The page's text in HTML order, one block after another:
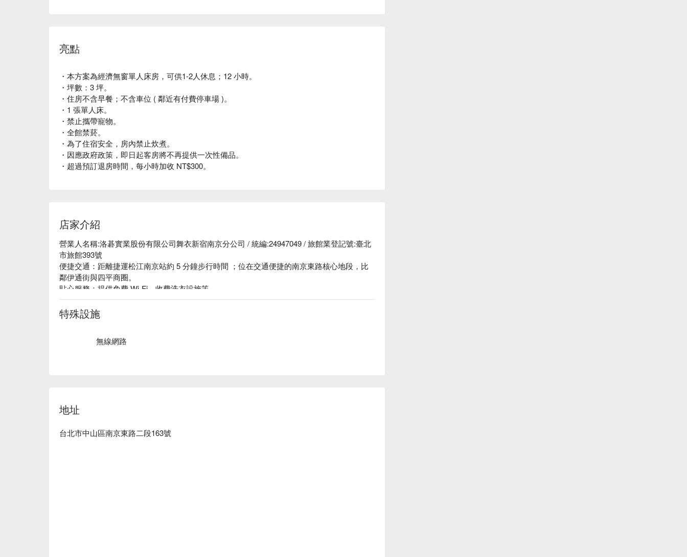
亮點
・本方案為經濟無窗單人床房，可供1-2人休息；12 小時。
・坪數：3 坪。
・住房不含早餐；不含車位 ( 鄰近有付費停車場 )。
・1 張單人床。
・禁止攜帶寵物。
・全館禁菸。
・為了住宿安全，房內禁止炊煮。
・因應政府政策，即日起客房將不再提供一次性備品。
・超過預訂退房時間，每小時加收 NT$300。
店家介紹
營業人名稱:洛碁實業股份有限公司舞衣新宿南京分公司 / 統編:24947049 / 旅館業登記號:臺北
市旅館393號
便捷交通：距離捷運松江南京站約 5 分鐘步行時間 ；位在交通便捷的南京東路核心地段，比
鄰伊通街與四平商圈。
貼心服務：提供免費 Wi-Fi、收費洗衣設施等。
主題風格：延續「舞衣」品牌的旅店經營手法，專業而又個人化的主題空間，具有美式風情的
居家感受。
特殊設施
無線網路
地址
台北市中山區南京東路二段163號